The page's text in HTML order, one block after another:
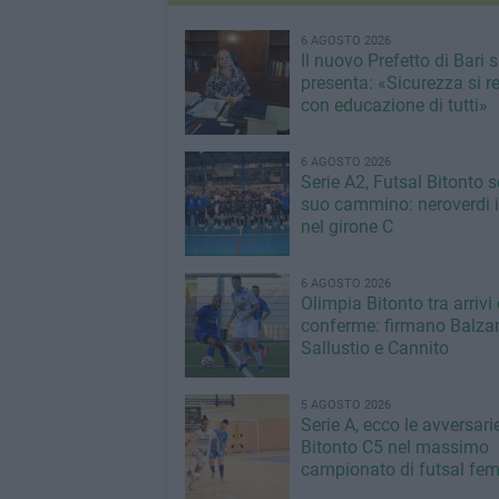
6 AGOSTO 2026
Il nuovo Prefetto di Bari
presenta: «Sicurezza si
con educazione di tutti»
6 AGOSTO 2026
Serie A2, Futsal Bitonto
suo cammino: neroverdi
nel girone C
6 AGOSTO 2026
Olimpia Bitonto tra arrivi
conferme: firmano
Sallustio e Cannito
5 AGOSTO 2026
Serie A, ecco le
Bitonto C5 nel massimo
campionato di futsal